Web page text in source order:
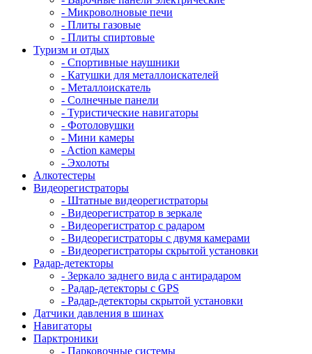
- Микроволновые печи
- Плиты газовые
- Плиты спиртовые
Туризм и отдых
- Cпортивные наушники
- Катушки для металлоискателей
- Металлоискатель
- Солнечные панели
- Туристические навигаторы
- Фотоловушки
- Мини камеры
- Action камеры
- Эхолоты
Алкотестеры
Видеорегистраторы
- Штатные видеорегистраторы
- Видеорегистратор в зеркале
- Видеорегистратор с радаром
- Видеорегистраторы с двумя камерами
- Видеорегистраторы скрытой установки
Радар-детекторы
- Зеркало заднего вида с антирадаром
- Радар-детекторы с GPS
- Радар-детекторы скрытой установки
Датчики давления в шинах
Навигаторы
Парктроники
- Парковочные системы